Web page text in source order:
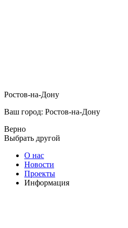
Ростов-на-Дону
Ваш город: Ростов-на-Дону
Верно
Выбрать другой
О нас
Новости
Проекты
Информация